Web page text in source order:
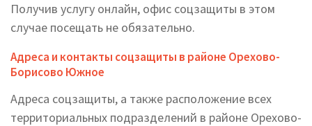
Получив услугу онлайн, офис соцзащиты в этом
случае посещать не обязательно.
Адреса и контакты соцзащиты в районе Орехово-
Борисово Южное
Адреса соцзащиты, а также расположение всех
территориальных подразделений в районе Орехово-